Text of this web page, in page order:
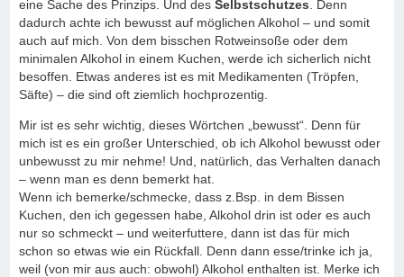
eine Sache des Prinzips. Und des Selbstschutzes . Denn
dadurch achte ich bewusst auf möglichen Alkohol – und somit
auch auf mich. Von dem bisschen Rotweinsoße oder dem
minimalen Alkohol in einem Kuchen, werde ich sicherlich nicht
besoffen. Etwas anderes ist es mit Medikamenten (Tröpfen,
Säfte) – die sind oft ziemlich hochprozentig.
Mir ist es sehr wichtig, dieses Wörtchen „bewusst“. Denn für
mich ist es ein großer Unterschied, ob ich Alkohol bewusst oder
unbewusst zu mir nehme! Und, natürlich, das Verhalten danach
– wenn man es denn bemerkt hat.
Wenn ich bemerke/schmecke, dass z.Bsp. in dem Bissen
Kuchen, den ich gegessen habe, Alkohol drin ist oder es auch
nur so schmeckt – und weiterfuttere, dann ist das für mich
schon so etwas wie ein Rückfall. Denn dann esse/trinke ich ja,
weil (von mir aus auch: obwohl) Alkohol enthalten ist. Merke ich